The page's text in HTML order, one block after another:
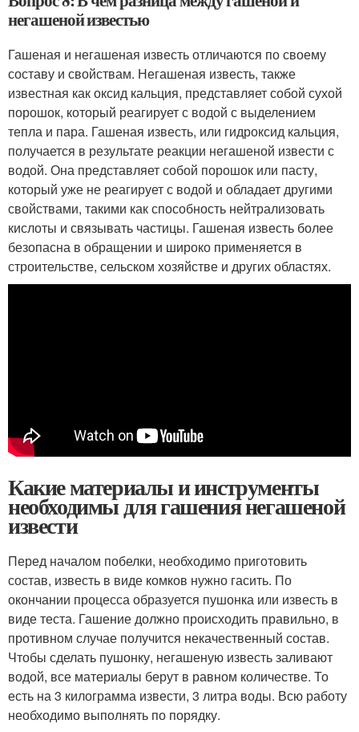
негашеной известью
Гашеная и негашеная известь отличаются по своему
составу и свойствам. Негашеная известь, также
известная как оксид кальция, представляет собой сухой
порошок, который реагирует с водой с выделением
тепла и пара. Гашеная известь, или гидроксид кальция,
получается в результате реакции негашеной извести с
водой. Она представляет собой порошок или пасту,
который уже не реагирует с водой и обладает другими
свойствами, такими как способность нейтрализовать
кислоты и связывать частицы. Гашеная известь более
безопасна в обращении и широко применяется в
строительстве, сельском хозяйстве и других областях.
Какие материалы и инструменты
необходимы для гашения негашеной
извести
Перед началом побелки, необходимо приготовить
состав, известь в виде комков нужно гасить. По
окончании процесса образуется пушонка или известь в
виде теста. Гашение должно происходить правильно, в
противном случае получится некачественный состав.
Чтобы сделать пушонку, негашеную известь заливают
водой, все материалы берут в равном количестве. То
есть на 3 килограмма извести, 3 литра воды. Всю работу
необходимо выполнять по порядку.